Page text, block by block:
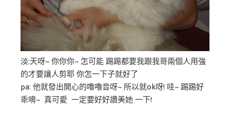
淡:天呀~ 你你你~ 怎可能 踢踢都要我跟我哥兩個人用強
的才要讓人剪耶 你怎一下子就好了
pa: 他就發出開心的噜嚕音呀~ 所以就ok呀! 哇~ 踢踢好
乖唷~ 真可愛 一定要好好讚美她 一下!